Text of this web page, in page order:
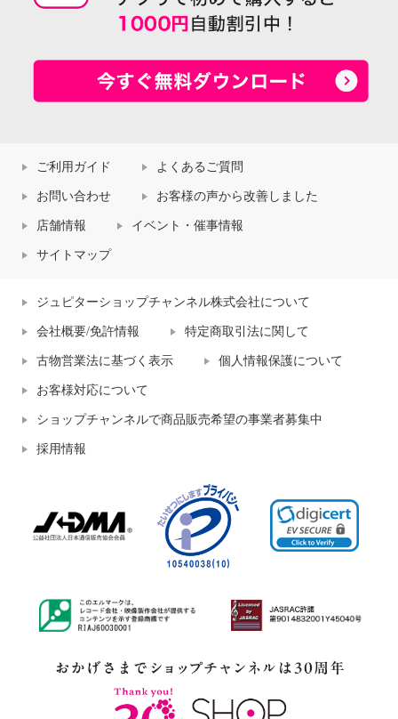
ご利用ガイド よくあるご質問
お問い合わせ お客様の声から改善しました
店舗情報 イベント・催事情報
サイトマップ
ジュピターショップチャンネル株式会社について
会社概要/免許情報 特定商取引法に関して
古物営業法に基づく表示 個人情報保護について
お客様対応について
ショップチャンネルで商品販売希望の事業者募集中
採用情報